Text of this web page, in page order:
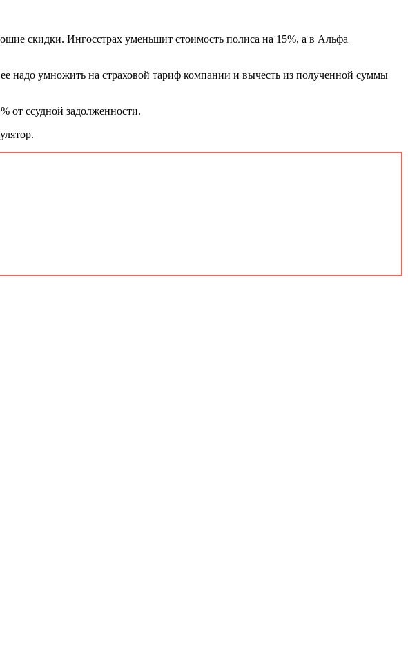
скидки. Ингосстрах уменьшит стоимость полиса на 15%, а в Альфа
надо умножить на страховой тариф компании и вычесть из полученной суммы
от ссудной задолженности.